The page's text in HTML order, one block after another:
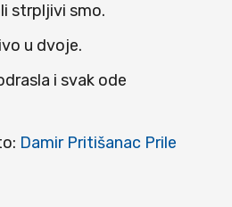
strpljivi smo.
u dvoje.
i svak ode
Damir Pritišanac Prile